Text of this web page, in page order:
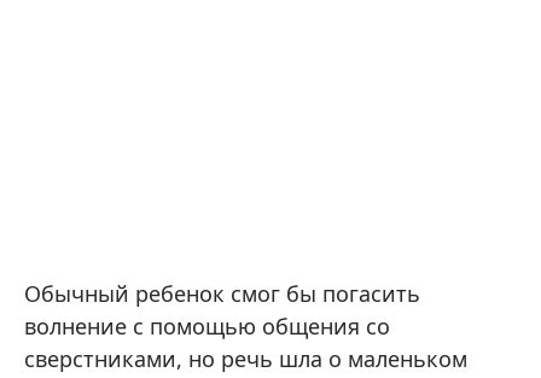
Обычный ребенок смог бы погасить
волнение с помощью общения со
сверстниками, но речь шла о маленьком